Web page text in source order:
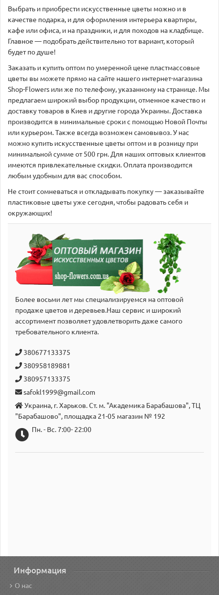
Выбрать и приобрести искусственные цветы можно и в
качестве подарка, и для оформления интерьера квартиры,
кафе или офиса, и на праздники, и для походов на кладбище.
Главное — подобрать действительно тот вариант, который
будет по душе!
Заказать и купить оптом по умеренной цене пластмассовые
цветы вы можете прямо на сайте нашего интернет-магазина
Shop-Flowers или же по телефону, указанному на странице. Мы
предлагаем широкий выбор продукции, отменное качество и
доставку товаров в Киев и другие города Украины. Доставка
производится в минимальные сроки с помощью Новой Почты
или курьером. Также всегда возможен самовывоз. У нас
можно купить искусственные цветы оптом и в розницу при
минимальной сумме от 500 грн. Для наших оптовых клиентов
имеются привлекательные скидки. Оплата производится
любым удобным для вас способом.
Не стоит сомневаться и откладывать покупку — заказывайте
пластиковые цветы уже сегодня, чтобы радовать себя и
окружающих!
Более восьми лет мы специализируемся на оптовой
продаже цветов и деревьев.Наш сервис и широкий
аcсортимент позволяет удовлетворить даже самого
требовательного клиента.
380677133375
380958189881
380957133375
safokl1999@gmail.com
Украина, г. Харьков. Ст. м. "Академика Барабашова", ТЦ
"Барабашово", площадка 21-05 магазин № 192
Пн. - Вс. 7:00- 22:00
Информация
О нас